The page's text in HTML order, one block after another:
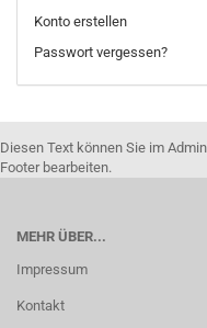
Konto erstellen
Passwort vergessen?
Diesen Text können Sie im
Footer bearbeiten.
MEHR ÜBER...
Impressum
Kontakt